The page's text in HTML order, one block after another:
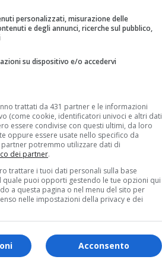
distretto del commercio
della Tresemane
di istituzione che
di 30mila persone
personalizzati, misurazione delle
e degli annunci, ricerche sul pubblico,
su dispositivo e/o accedervi
trattati da 431 partner e le informazioni
(come cookie, identificatori univoci e altri dati
essere condivise con questi ultimi, da loro
oppure essere usate nello specifico da
potremmo utilizzare dati di
dei partner.
trattare i tuoi dati personali sulla base
quale puoi opporti gestendo le tue opzioni qui
a questa pagina o nel menu del sito per
nelle impostazioni della privacy e dei
Acconsento